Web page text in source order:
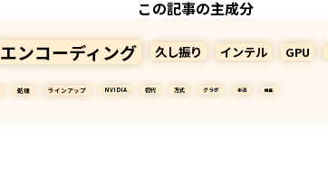
この記事の主成分
エンコーディング 久し振り インテル GPU
処理 ラインアップ NVIDIA 初代 方式 グラボ 手法 機能